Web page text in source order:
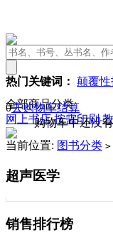
热门关键词： 颠覆
0去购物车结算
购物车中还没
全部商品分类
网上书店按需印刷
当前位置: 图书分类 >
超声医学
销售排行榜